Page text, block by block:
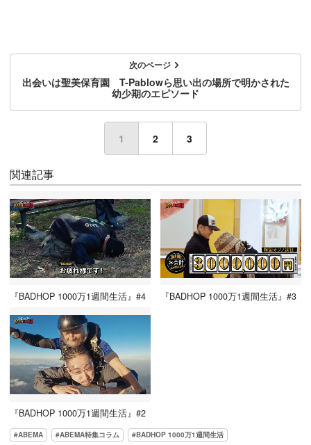
次のページ
出会いは聖美保育園 T-Pablowら思い出の場所で明かされた
幼少期のエピソード
1 (current)
2 3
関連記事
『BADHOP 1000万1週間生活』#4 『BADHOP 1000万1週間生活』#3
『BADHOP 1000万1週間生活』#2
ABEMA ABEMA特集コラム
BADHOP 1000万1週間生活